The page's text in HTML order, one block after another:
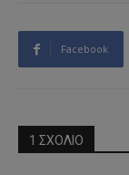
Facebook
1 ΣΧΟΛΙΟ